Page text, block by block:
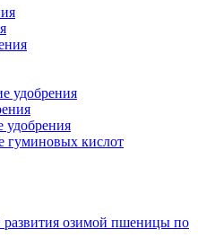
удобрения
удобрения
гуминовых кислот
развития озимой пшеницы по